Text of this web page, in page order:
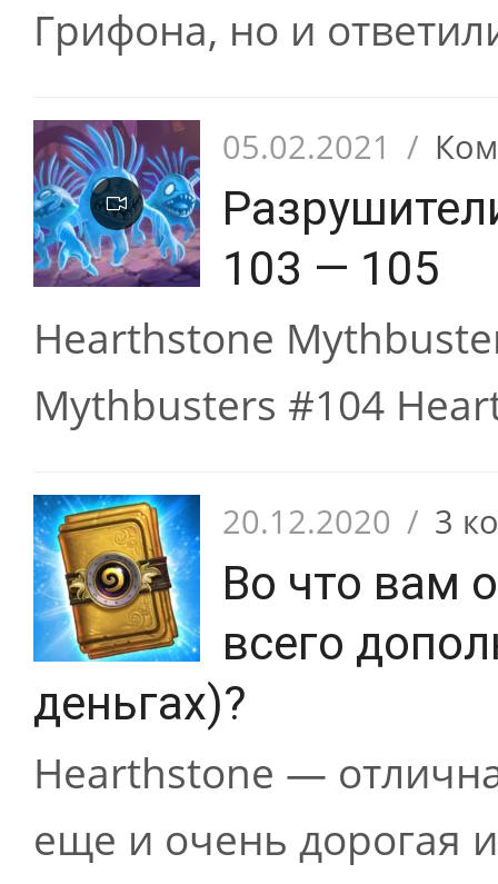
Грифона, но и
05.02.2021 /
103 — 105
Hearthstone
Mythbusters #104
20.12.2020 / 3
Во что вам
всего
деньгах)?
Hearthstone —
еще и очень дорогая